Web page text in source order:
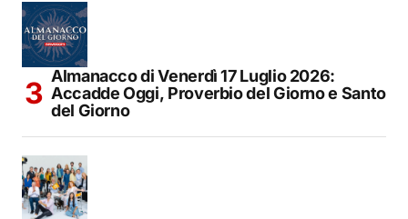
Almanacco di Venerdì 17 Luglio 2026:
Accadde Oggi, Proverbio del Giorno e Santo
del Giorno